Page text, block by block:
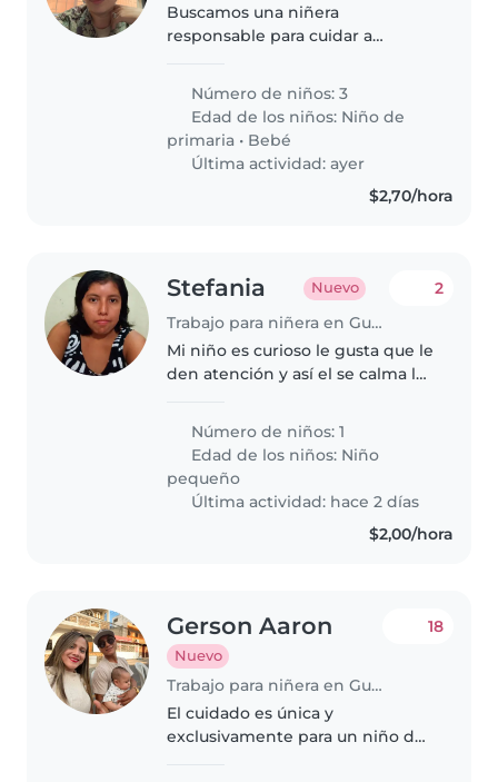
Buscamos una niñera
responsable para cuidar a
dos niños en edad escolar.
Necesitamos alguien que
también ayude con tareas del
hogar. Priorizamos a alguien..
Número de niños: 3
Edad de los niños: Niño de
primaria • Bebé
Última actividad: ayer
$2,70/hora
Stefania Nuevo
Trabajo para niñera en Guayaquil
2
Mi niño es curioso le gusta que le
den atención y así el se calma le
gusta quedarse solo siempre con
la compañía que usted le puede
brindar
Número de niños: 1
Edad de los niños: Niño
pequeño
Última actividad: hace 2 días
$2,00/hora
Gerson Aaron
Nuevo
Trabajo para niñera en Guayaquil
18
El cuidado es única y
exclusivamente para un niño de